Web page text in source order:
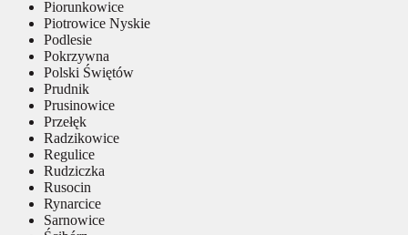
Piorunkowice
Piotrowice Nyskie
Podlesie
Pokrzywna
Polski Świętów
Prudnik
Prusinowice
Przełęk
Radzikowice
Regulice
Rudziczka
Rusocin
Rynarcice
Sarnowice